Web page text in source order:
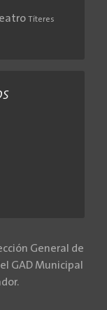
Títeres
General de
GAD Municipal